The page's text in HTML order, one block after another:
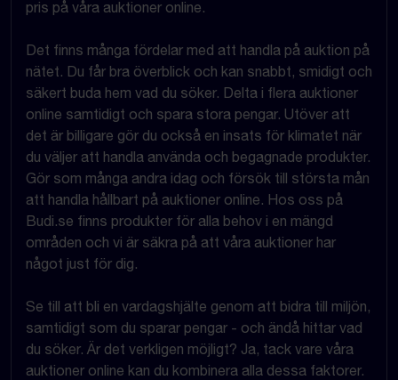
pris på våra auktioner online.
Det finns många fördelar med att handla på auktion på
nätet. Du får bra överblick och kan snabbt, smidigt och
säkert buda hem vad du söker. Delta i flera auktioner
online samtidigt och spara stora pengar. Utöver att
det är billigare gör du också en insats för klimatet när
du väljer att handla använda och begagnade produkter.
Gör som många andra idag och försök till största mån
att handla hållbart på auktioner online. Hos oss på
Budi.se finns produkter för alla behov i en mängd
områden och vi är säkra på att våra auktioner har
något just för dig.
Se till att bli en vardagshjälte genom att bidra till miljön,
samtidigt som du sparar pengar - och ändå hittar vad
du söker. Är det verkligen möjligt? Ja, tack vare våra
auktioner online kan du kombinera alla dessa faktorer.